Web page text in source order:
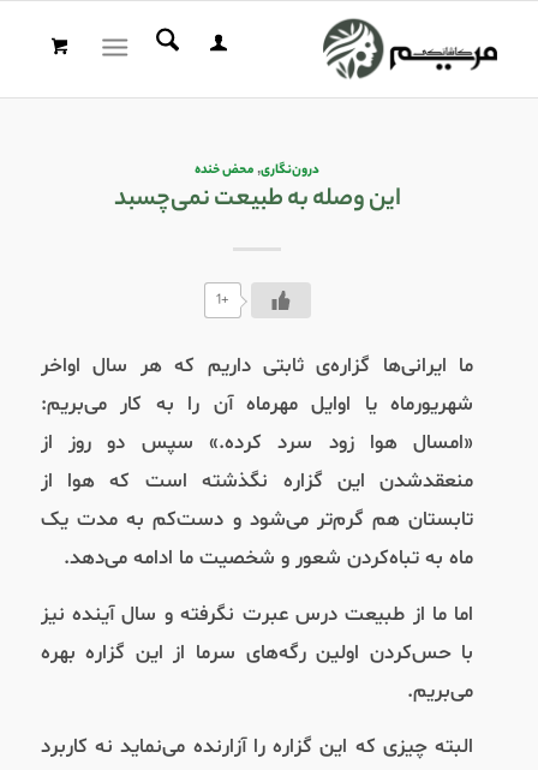
درون‌نگاری, محض خنده
این وصله به طبیعت نمی‌چسبد
+1
ما ایرانی‌ها گزاره‌ی ثابتی داریم که هر سال اواخر
شهریور‌ماه یا اوایل مهر‌ماه آن را به کار می‌بریم:
«امسال هوا زود سرد کرده.» سپس دو روز از
منعقد‌شدن این گزاره نگذشته است که هوا از
تابستان هم گرم‌تر می‌شود و دست‌کم به مدت یک‌
ماه به تباه‌کردن شعور و شخصیت ما ادامه می‌دهد.
اما ما از طبیعت درس عبرت نگرفته و سال آینده نیز
با حس‌کردن اولین رگه‌های سرما از این گزاره بهره
می‌بریم.
البته چیزی که این گزاره را آزارنده می‌نماید نه کاربرد